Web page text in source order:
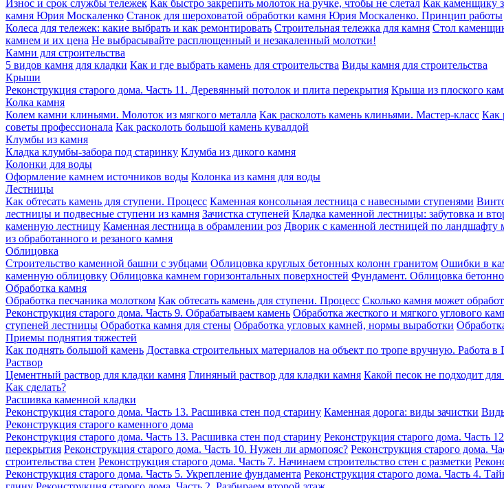
Износ и срок службы тележек Как быстро закрепить молоток на ручке, чтобы не слетал Как каменщику
камня Юрия Москаленко Станок для шероховатой обработки камня Юрия Москаленко. Принцип работы
Колеса для тележек: какие выбрать и как ремонтировать Строительная тележка для камня Стол
камнем и их цена Не выбрасывайте расплющенный и незакаленный молотки!
Камни для строительства
5 видов камня для кладки Как и где выбрать камень для строительства Виды камня для строительства
Крыши
Реконструкция старого дома. Часть 11. Деревянный потолок и плита перекрытия Крыша из плоского
Колка камня
Колем камни клиньями. Молоток из мягкого металла Как расколоть камень клиньями. Мастер-класс Как
советы профессионала Как расколоть большой камень кувалдой
Клумбы из камня
Кладка клумбы-забора под старинку Клумба из дикого камня
Колонки для воды
Оформление камнем источников воды Колонка из камня для воды
Лестницы
Как обтесать камень для ступени. Процесс Каменная консольная лестница с навесными ступенями
лестницы и подвесные ступени из камня Зачистка ступеней Кладка каменной лестницы: забутовка и
каменную лестницу Каменная лестница в обрамлении роз Дворик с каменной лестницей по ландшафту
из обработанного и резаного камня
Облицовка
Строительство каменной башни с зубцами Облицовка круглых бетонных колонн гранитом Ошибки в
каменную облицовку Облицовка камнем горизонтальных поверхностей Фундамент. Облицовка
Обработка камня
Обработка песчаника молотком Как обтесать камень для ступени. Процесс Сколько камня может
Реконструкция старого дома. Часть 9. Обрабатываем камень Обработка жесткого и мягкого углового
ступеней лестницы Обработка камня для стены Обработка угловых камней, нормы выработки
Приемы поднятия тяжестей
Как поднять большой камень Доставка строительных материалов на объект по тропе вручную. Работа в
Раствор
Цементный раствор для кладки камня Глиняный раствор для кладки камня Какой песок не подходит для
Как сделать?
Расшивка каменной кладки
Реконструкция старого дома. Часть 13. Расшивка стен под старину Каменная дорога: виды зачистки
Реконструкция старого каменного дома
Реконструкция старого дома. Часть 13. Расшивка стен под старину Реконструкция старого дома. Часть
перекрытия Реконструкция старого дома. Часть 10. Нужен ли армопояс? Реконструкция старого дома.
строительства стен Реконструкция старого дома. Часть 7. Начинаем строительство стен с разметки
Реконструкция старого дома. Часть 5. Укрепление фундамента Реконструкция старого дома. Часть 4.